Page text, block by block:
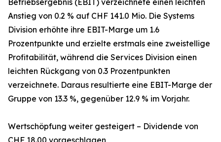
Betriebsergebnis (EBIT) verzeichnete einen leichten
Anstieg von 0.2 % auf CHF 141.0 Mio. Die Systems
Division erhöhte ihre EBIT-Marge um 1.6
Prozentpunkte und erzielte erstmals eine zweistellige
Profitabilität, während die Services Division einen
leichten Rückgang von 0.3 Prozentpunkten
verzeichnete. Daraus resultierte eine EBIT-Marge der
Gruppe von 13.3 %, gegenüber 12.9 % im Vorjahr.
Wertschöpfung weiter gesteigert – Dividende von